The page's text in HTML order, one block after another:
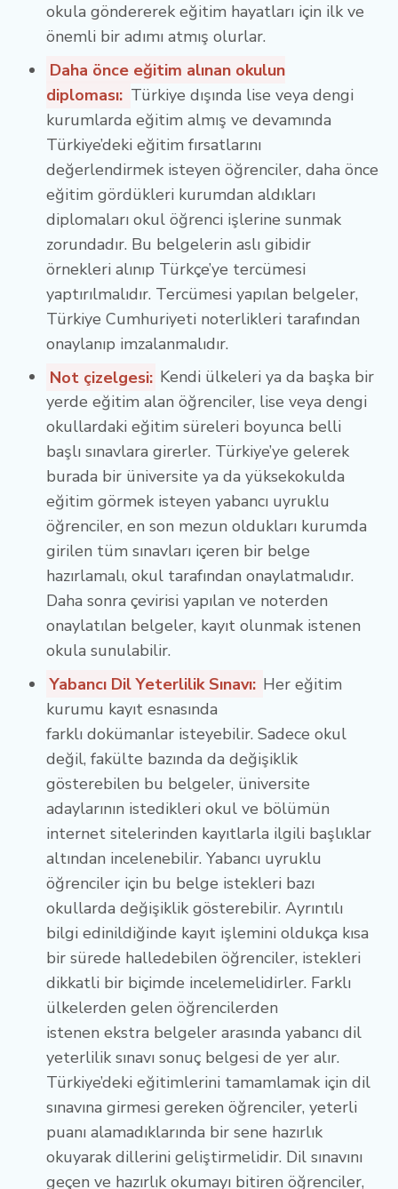
okula göndererek eğitim hayatları için ilk ve
önemli bir adımı atmış olurlar.
Daha önce eğitim alınan okulun
diploması: Türkiye dışında lise veya dengi
kurumlarda eğitim almış ve devamında
Türkiye’deki eğitim fırsatlarını
değerlendirmek isteyen öğrenciler, daha önce
eğitim gördükleri kurumdan aldıkları
diplomaları okul öğrenci işlerine sunmak
zorundadır. Bu belgelerin aslı gibidir
örnekleri alınıp Türkçe’ye tercümesi
yaptırılmalıdır. Tercümesi yapılan belgeler,
Türkiye Cumhuriyeti noterlikleri tarafından
onaylanıp imzalanmalıdır.
Not çizelgesi: Kendi ülkeleri ya da başka bir
yerde eğitim alan öğrenciler, lise veya dengi
okullardaki eğitim süreleri boyunca belli
başlı sınavlara girerler. Türkiye’ye gelerek
burada bir üniversite ya da yüksekokulda
eğitim görmek isteyen yabancı uyruklu
öğrenciler, en son mezun oldukları kurumda
girilen tüm sınavları içeren bir belge
hazırlamalı, okul tarafından onaylatmalıdır.
Daha sonra çevirisi yapılan ve noterden
onaylatılan belgeler, kayıt olunmak istenen
okula sunulabilir.
Yabancı Dil Yeterlilik Sınavı: Her eğitim
kurumu kayıt esnasında
farklı dokümanlar isteyebilir. Sadece okul
değil, fakülte bazında da değişiklik
gösterebilen bu belgeler, üniversite
adaylarının istedikleri okul ve bölümün
internet sitelerinden kayıtlarla ilgili başlıklar
altından incelenebilir. Yabancı uyruklu
öğrenciler için bu belge istekleri bazı
okullarda değişiklik gösterebilir. Ayrıntılı
bilgi edinildiğinde kayıt işlemini oldukça kısa
bir sürede halledebilen öğrenciler, istekleri
dikkatli bir biçimde incelemelidirler. Farklı
ülkelerden gelen öğrencilerden
istenen ekstra belgeler arasında yabancı dil
yeterlilik sınavı sonuç belgesi de yer alır.
Türkiye’deki eğitimlerini tamamlamak için dil
sınavına girmesi gereken öğrenciler, yeterli
puanı alamadıklarında bir sene hazırlık
okuyarak dillerini geliştirmelidir. Dil sınavını
geçen ve hazırlık okumayı bitiren öğrenciler,